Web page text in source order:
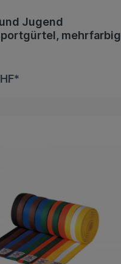
Jugend
mehrfarbig